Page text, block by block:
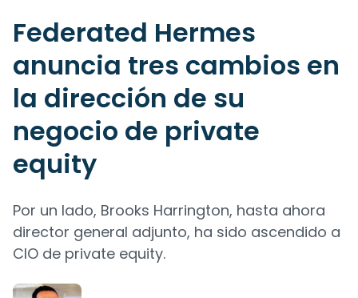
Federated Hermes
anuncia tres cambios en
la dirección de su
negocio de private
equity
Por un lado, Brooks Harrington, hasta ahora
director general adjunto, ha sido ascendido a
CIO de private equity.